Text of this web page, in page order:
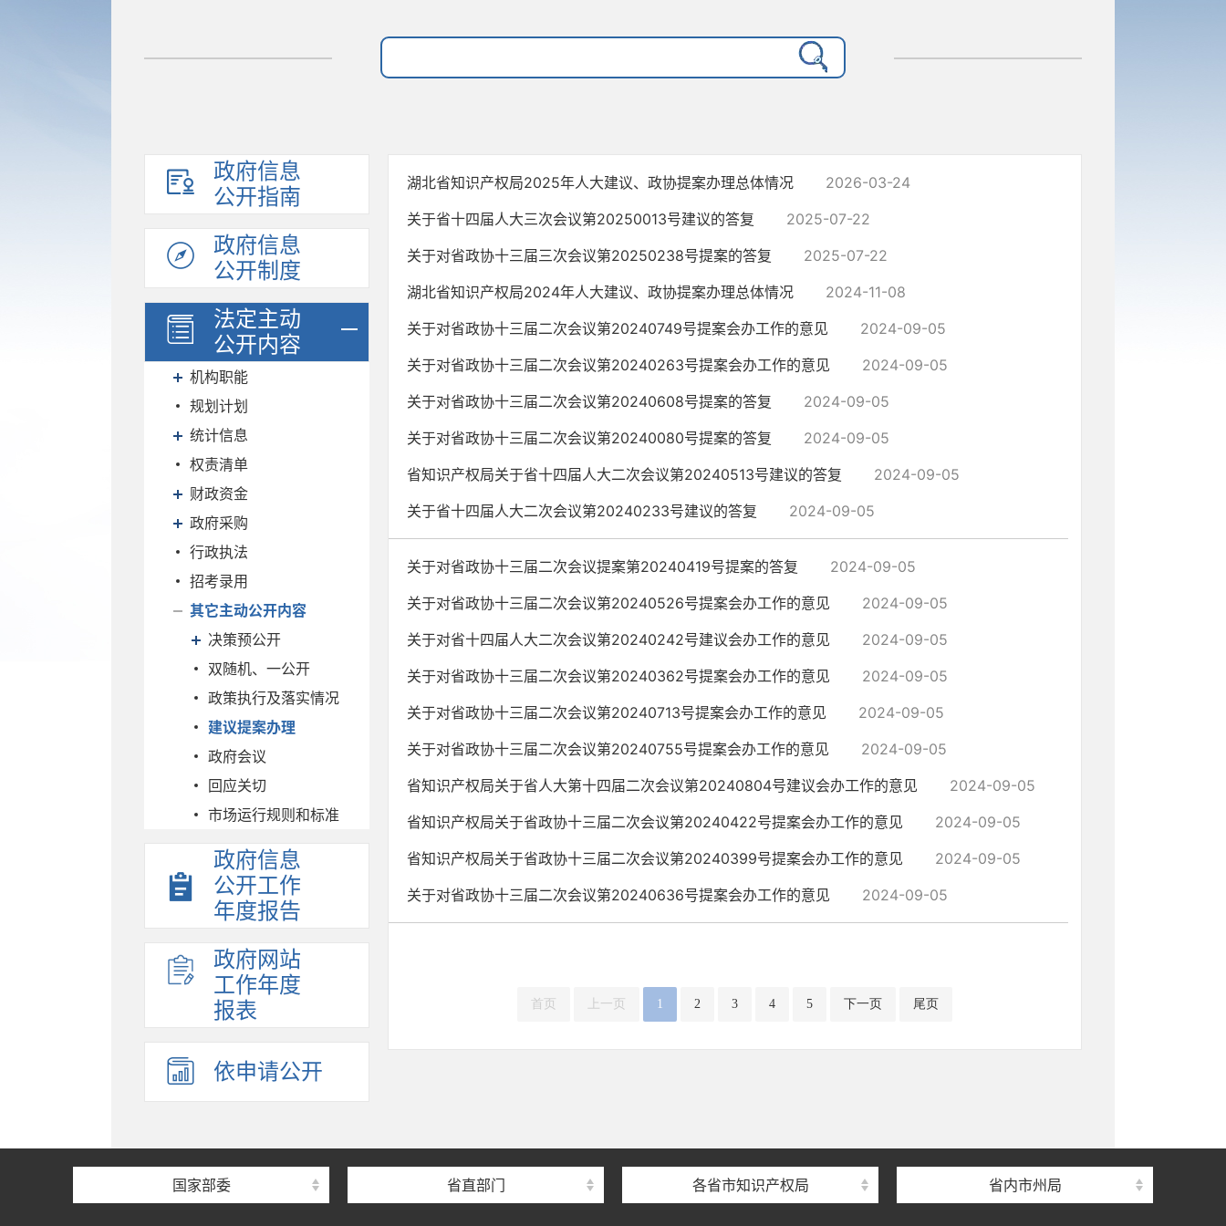
政府信息
公开指南
政府信息
公开制度
法定主动
公开内容
机构职能
规划计划
统计信息
权责清单
财政资金
政府采购
行政执法
招考录用
其它主动公开内容
决策预公开
双随机、一公开
政策执行及落实情况
建议提案办理
政府会议
回应关切
市场运行规则和标准
政府信息
公开工作
年度报告
政府网站
工作年度
报表
依申请公开
湖北省知识产权局2025年人大建议、政协提案办理总体情况
2026-03-24
关于省十四届人大三次会议第20250013号建议的答复
2025-07-22
关于对省政协十三届三次会议第20250238号提案的答复
2025-07-22
湖北省知识产权局2024年人大建议、政协提案办理总体情况
2024-11-08
关于对省政协十三届二次会议第20240749号提案会办工作的意见
2024-09-05
关于对省政协十三届二次会议第20240263号提案会办工作的意见
2024-09-05
关于对省政协十三届二次会议第20240608号提案的答复
2024-09-05
关于对省政协十三届二次会议第20240080号提案的答复
2024-09-05
省知识产权局关于省十四届人大二次会议第20240513号建议的答复
2024-09-05
关于省十四届人大二次会议第20240233号建议的答复
2024-09-05
关于对省政协十三届二次会议提案第20240419号提案的答复
2024-09-05
关于对省政协十三届二次会议第20240526号提案会办工作的意见
2024-09-05
关于对省十四届人大二次会议第20240242号建议会办工作的意见
2024-09-05
关于对省政协十三届二次会议第20240362号提案会办工作的意见
2024-09-05
关于对省政协十三届二次会议第20240713号提案会办工作的意见
2024-09-05
​关于对省政协十三届二次会议第20240755号提案会办工作的意见
2024-09-05
省知识产权局关于省人大第十四届二次会议第20240804号建议会办工作的意见
2024-09-05
省知识产权局关于省政协十三届二次会议第20240422号提案会办工作的意见
2024-09-05
省知识产权局关于省政协十三届二次会议第20240399号提案会办工作的意见
2024-09-05
关于对省政协十三届二次会议第20240636号提案会办工作的意见
2024-09-05
首页 上一页 1 2 3 4 5 下一页 尾页
国家部委 省直部门 各省市知识产权局 省内市州局